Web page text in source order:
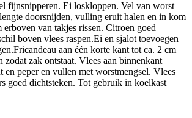
fijnsnipperen. Ei loskloppen. Vel van worst
doorsnijden, vulling eruit halen en in kom
van takjes rissen. Citroen goed
boven vlees raspen.Ei en sjalot toevoegen
aan één korte kant tot ca. 2 cm
zodat zak ontstaat. Vlees aan binnenkant
en peper en vullen met worstmengsel. Vlees
goed dichtsteken. Tot gebruik in koelkast